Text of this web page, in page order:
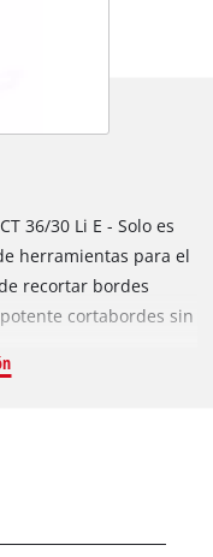
36/30 Li E - Solo es
herramientas para el
recortar bordes
cortabordes sin
de la familia Power X-
espacio de